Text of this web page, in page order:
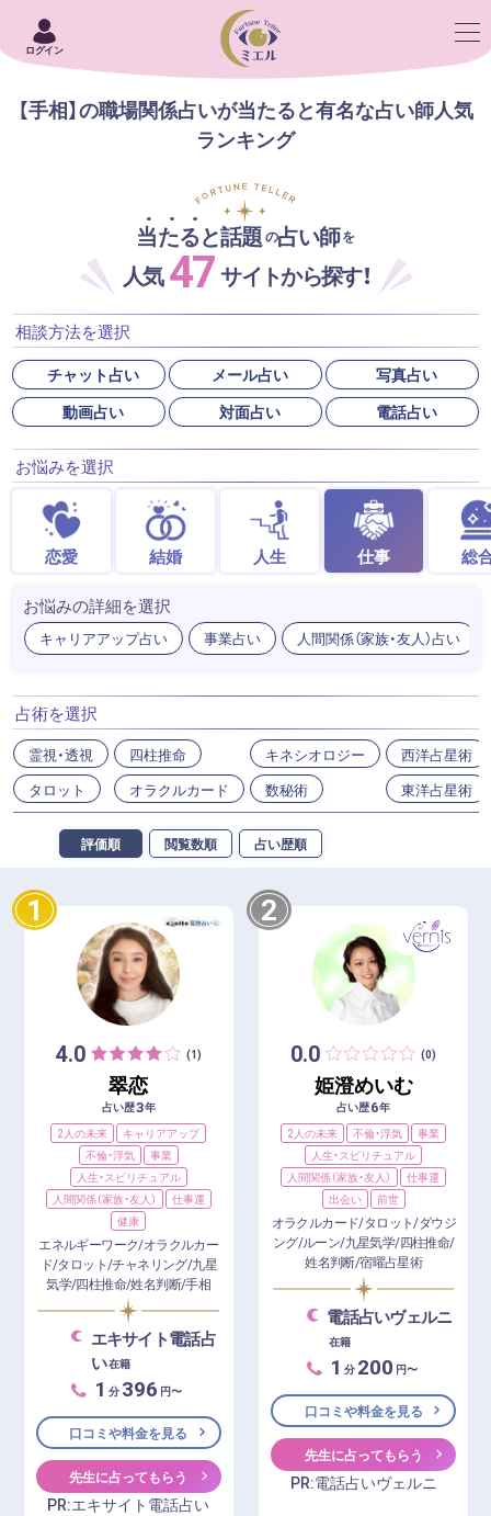
ログイン
【手相】の職場関係占いが当たると有名な占い師人気
ランキング
当たると話題の占い師を
人気47サイトから探す！
相談方法を選択
チャット占い メール占い
写真占い
動画占い
対面占い 電話占い
お悩みを選択
恋愛 結婚 人生 仕事 総
お悩みの詳細を選択
キャリアアップ占い 事業占い 人間関係（家族・友人）占い
占術を選択
霊視・透視
タロット
四柱推命
オラクルカード
キネシオロジー
数秘術
西洋占星術
東洋占星術
評価順 閲覧数順 占い歴順
1
4.0 (1)
翠恋
占い歴3年
2人の未来
キャリアアップ
不倫・浮気
事業
人生・スピリチュアル
人間関係（家族・友人）
仕事運
健康
エネルギーワーク/オラクルカー
ド/タロット/チャネリング/九星
気学/四柱推命/姓名判断/手相
エキサイト電話占
い在籍
1 分 396 円〜
口コミや料金を見る
先生に占ってもらう
PR:エキサイト電話占い
2
0.0 (0)
姫澄めいむ
占い歴6年
2人の未来
不倫・浮気
事業
人生・スピリチュアル
人間関係（家族・友人）
仕事運
出会い
前世
オラクルカード/タロット/ダウジ
ング/ルーン/九星気学/四柱推命/
姓名判断/宿曜占星術
電話占いヴェルニ
在籍
1 分 200 円〜
口コミや料金を見る
先生に占ってもらう
PR:電話占いヴェルニ